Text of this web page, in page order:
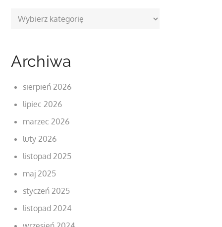
Kategorie
Archiwa
sierpień 2026
lipiec 2026
marzec 2026
luty 2026
listopad 2025
maj 2025
styczeń 2025
listopad 2024